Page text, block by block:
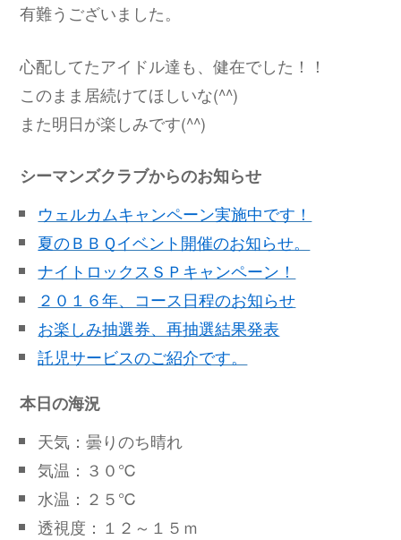
有難うございました。
心配してたアイドル達も、健在でした！！
このまま居続けてほしいな(^^)
また明日が楽しみです(^^)
シーマンズクラブからのお知らせ
ウェルカムキャンペーン実施中です！
夏のＢＢＱイベント開催のお知らせ。
ナイトロックスＳＰキャンペーン！
２０１６年、コース日程のお知らせ
お楽しみ抽選券、再抽選結果発表
託児サービスのご紹介です。
本日の海況
天気：曇りのち晴れ
気温：３０℃
水温：２５℃
透視度：１２～１５ｍ